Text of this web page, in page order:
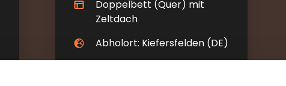
Doppelbett (Quer) mit
Zeltdach
Abholort: Kiefersfelden (DE)